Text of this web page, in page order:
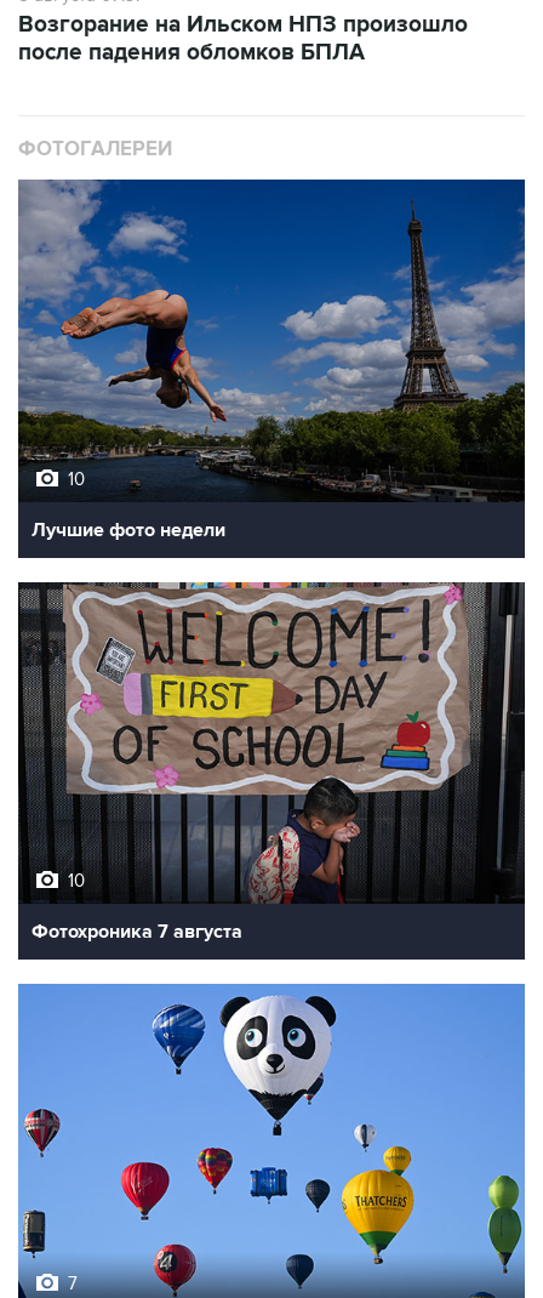
10
Лучшие фото недели
10
Фотохроника 7 августа
Фестиваль воздухоплавания в Бристоле